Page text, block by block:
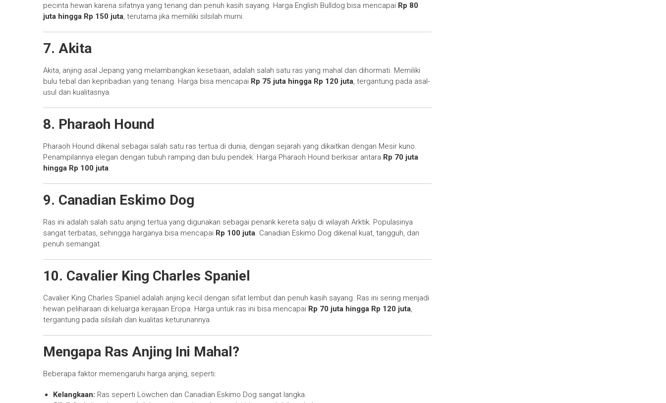
pecinta hewan karena sifatnya yang tenang dan penuh kasih sayang. Harga English Bulldog bisa mencapai Rp 80
juta hingga Rp 150 juta, terutama jika memiliki silsilah murni.
7. Akita
Akita, anjing asal Jepang yang melambangkan kesetiaan, adalah salah satu ras yang mahal dan dihormati. Memiliki
bulu tebal dan kepribadian yang tenang. Harga bisa mencapai Rp 75 juta hingga Rp 120 juta, tergantung pada asal-
usul dan kualitasnya.
8. Pharaoh Hound
Pharaoh Hound dikenal sebagai salah satu ras tertua di dunia, dengan sejarah yang dikaitkan dengan Mesir kuno.
Penampilannya elegan dengan tubuh ramping dan bulu pendek. Harga Pharaoh Hound berkisar antara Rp 70 juta
hingga Rp 100 juta.
9. Canadian Eskimo Dog
Ras ini adalah salah satu anjing tertua yang digunakan sebagai penarik kereta salju di wilayah Arktik. Populasinya
sangat terbatas, sehingga harganya bisa mencapai Rp 100 juta. Canadian Eskimo Dog dikenal kuat, tangguh, dan
penuh semangat.
10. Cavalier King Charles Spaniel
Cavalier King Charles Spaniel adalah anjing kecil dengan sifat lembut dan penuh kasih sayang. Ras ini sering menjadi
hewan peliharaan di keluarga kerajaan Eropa. Harga untuk ras ini bisa mencapai Rp 70 juta hingga Rp 120 juta,
tergantung pada silsilah dan kualitas keturunannya.
Mengapa Ras Anjing Ini Mahal?
Beberapa faktor memengaruhi harga anjing, seperti:
Kelangkaan: Ras seperti Löwchen dan Canadian Eskimo Dog sangat langka.